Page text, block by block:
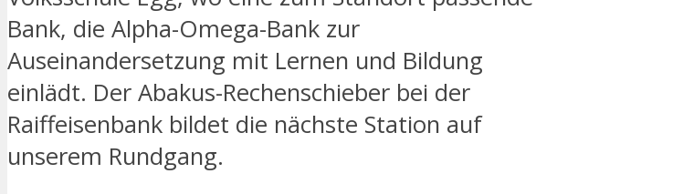
Bank, die Alpha-Omega-Bank zur
Auseinandersetzung mit Lernen und Bildung
einlädt. Der Abakus-Rechenschieber bei der
Raiffeisenbank bildet die nächste Station auf
unserem Rundgang.